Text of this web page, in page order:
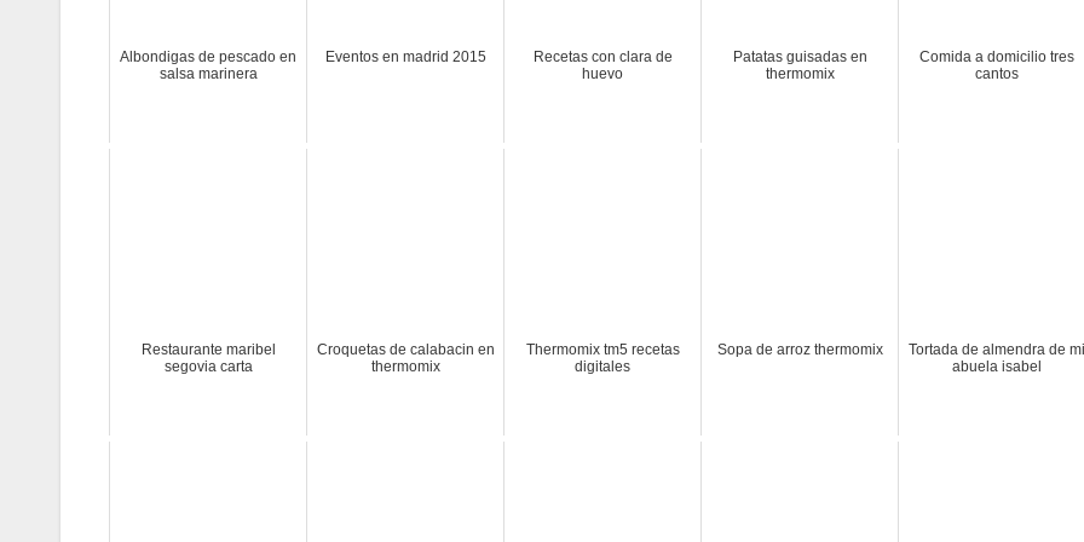
Albondigas de pescado en
salsa marinera
Eventos en madrid 2015
Recetas con clara de
huevo
Patatas guisadas en
thermomix
Comida a domicilio tres
cantos
Restaurante maribel
segovia carta
Croquetas de calabacin en
thermomix
Thermomix tm5 recetas
digitales
Sopa de arroz thermomix
Tortada de almendra de mi
abuela isabel